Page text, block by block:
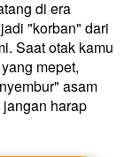
"korban" dari
Saat otak kamu
yang mepet,
asam
jangan harap